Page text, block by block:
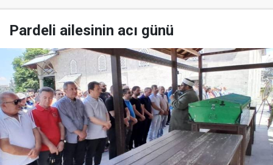
Pardeli ailesinin acı günü